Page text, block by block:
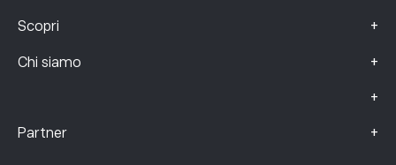
Scopri +
Chi siamo +
+
Partner +